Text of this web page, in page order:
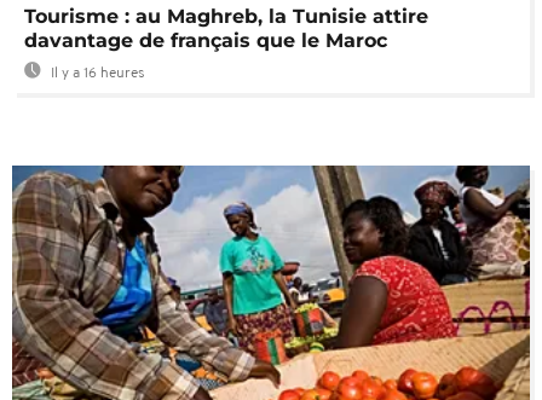
Tourisme : au Maghreb, la Tunisie attire
davantage de français que le Maroc
Il y a 16 heures